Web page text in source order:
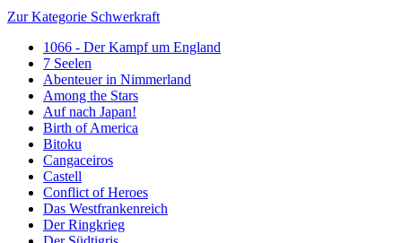
Zur Kategorie Schwerkraft
1066 - Der Kampf um England
7 Seelen
Abenteuer in Nimmerland
Among the Stars
Auf nach Japan!
Birth of America
Bitoku
Cangaceiros
Castell
Conflict of Heroes
Das Westfrankenreich
Der Ringkrieg